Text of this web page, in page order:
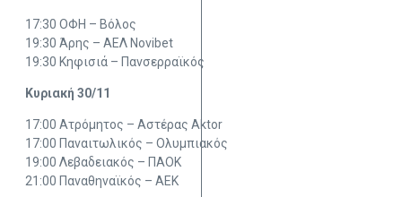
17:30 ΟΦΗ – Βόλος
19:30 Άρης – ΑΕΛ Novibet
19:30 Κηφισιά – Πανσερραϊκός
Κυριακή 30/11
17:00 Ατρόμητος – Αστέρας Aktor
17:00 Παναιτωλικός – Ολυμπιακός
19:00 Λεβαδειακός – ΠΑΟΚ
21:00 Παναθηναϊκός – ΑΕΚ